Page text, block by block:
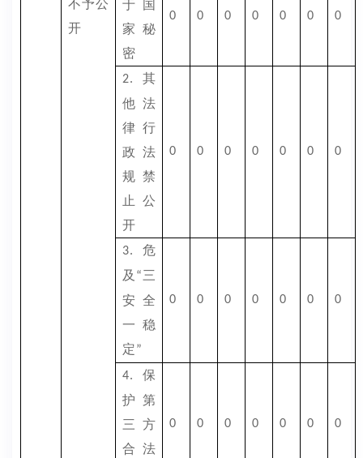
不予公
开
于国
家秘
密
0 0 0 0 0 0 0
2. 其
他法
律行
政法
规禁
止公
开
0 0 0 0 0 0 0
3. 危
及 “三
安全
一稳
定”
0 0 0 0 0 0 0
4. 保
护第
三方
合法
0 0 0 0 0 0 0